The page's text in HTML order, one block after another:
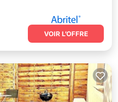
VOIR L’OFFRE